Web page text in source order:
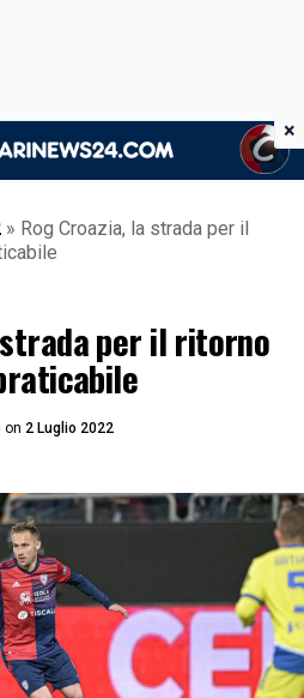
» Rog Croazia, la strada per il
per il ritorno
on 2 Luglio 2022
×